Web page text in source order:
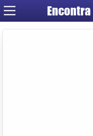
Encontra